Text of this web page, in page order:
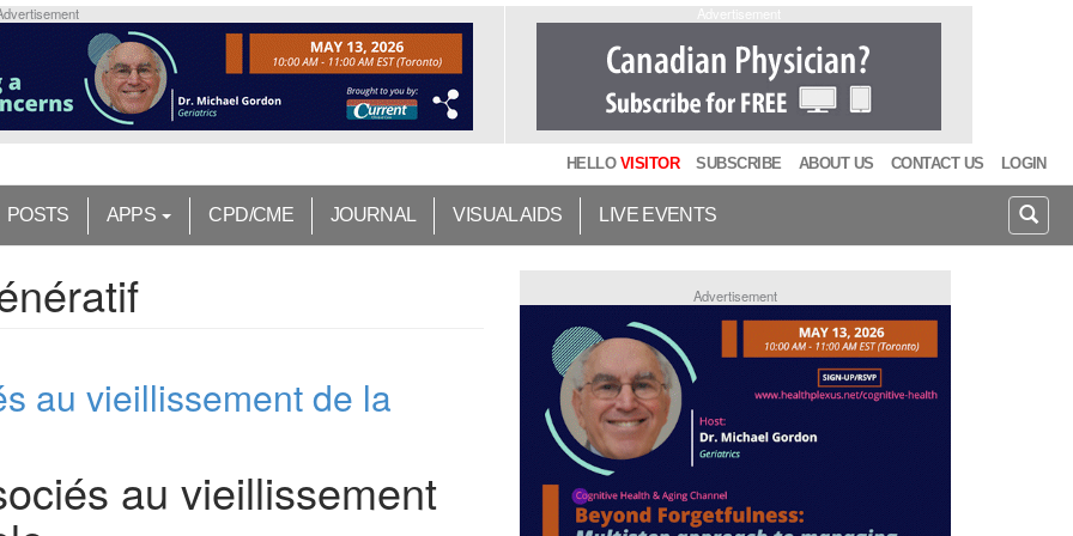
HELLO VISITOR SUBSCRIBE ABOUT US CONTACT US LOGIN
POSTS APPS CPD/CME JOURNAL VISUAL AIDS LIVE EVENTS
au vieillissement de la
au vieillissement
Advertisement